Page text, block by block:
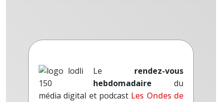
Le rendez-vous
hebdomadaire du
média digital et podcast Les Ondes de